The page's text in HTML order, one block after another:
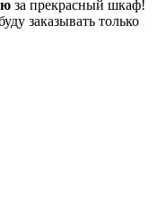
за прекрасный шкаф!
заказывать только